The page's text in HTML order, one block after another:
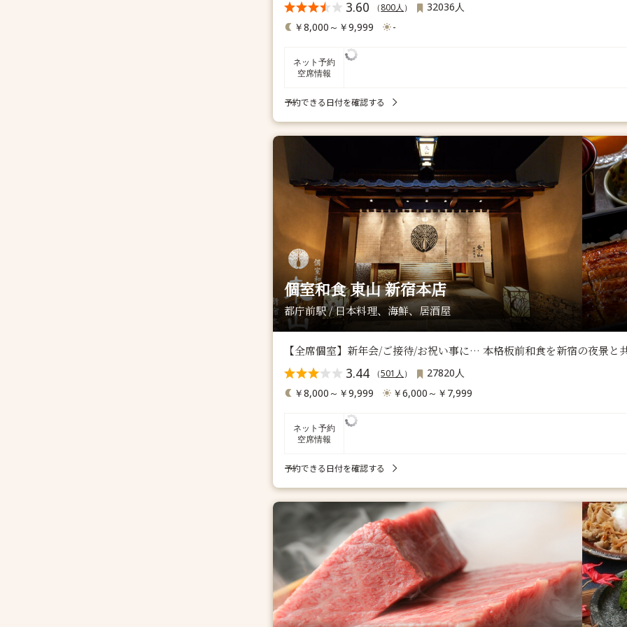
3.60 （800人 ）
32036人
￥8,000～￥9,999
-
ネット予約
空席情報
予約できる日付を確認する
個室和食 東山 新宿本店
都庁前駅 / 日本料理、海鮮、居酒屋
【全席個室】新年会/ご接待/お祝い事に… 本格板前和食を新宿の夜景と
3.44 （501人 ）
27820人
￥8,000～￥9,999
￥6,000～￥7,999
ネット予約
空席情報
予約できる日付を確認する